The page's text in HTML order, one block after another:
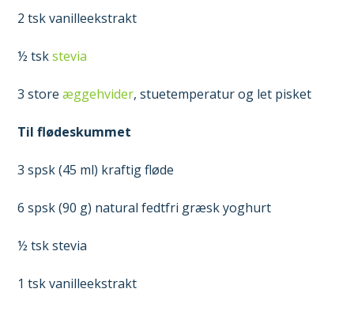
2 tsk vanilleekstrakt
½ tskstevia
3 storeæggehvider, stuetemperatur og let pisket
Til flødeskummet
3 spsk (45 ml) kraftig fløde
6 spsk (90 g) natural fedtfri græsk yoghurt
½ tsk stevia
1 tsk vanilleekstrakt